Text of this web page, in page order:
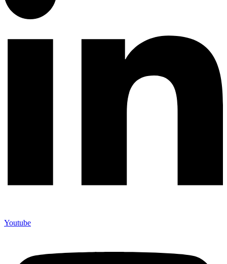
Youtube